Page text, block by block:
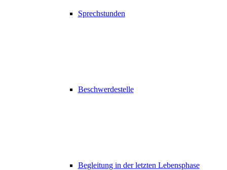
Sprechstunden
Beschwerdestelle
Begleitung in der letzten Lebensphase